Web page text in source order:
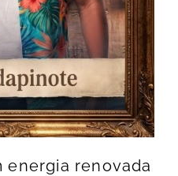
energia renovada